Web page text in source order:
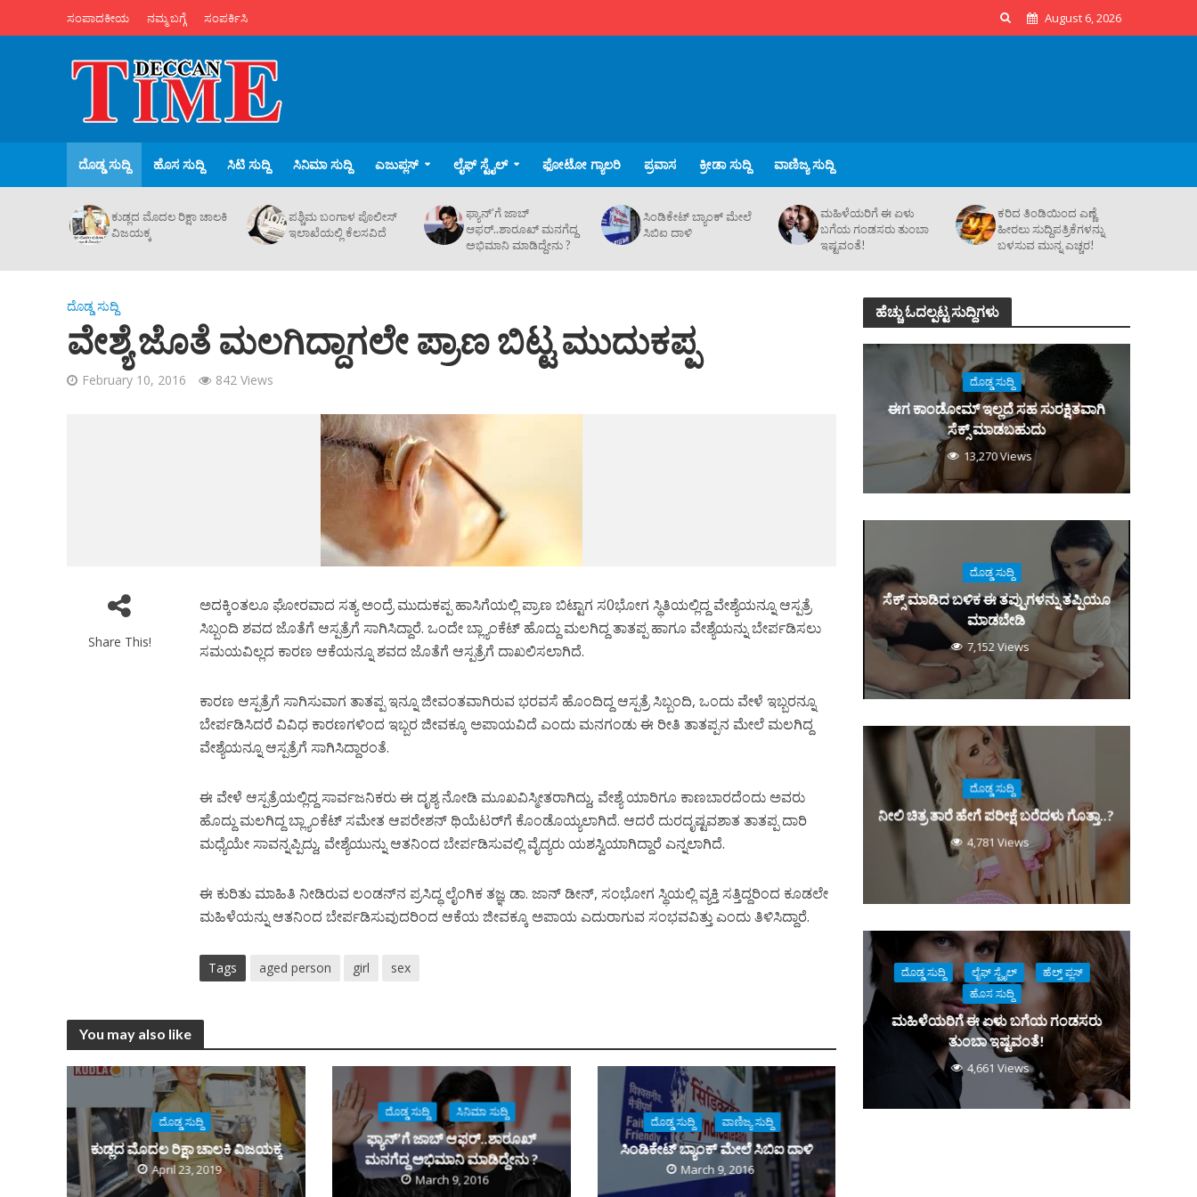
ಸಂಪಾದಕೀಯ ನಮ್ಮ ಬಗ್ಗೆ ಸಂಪರ್ಕಿಸಿ August 6, 2026
ದೊಡ್ಡ ಸುದ್ದಿ ಹೊಸ ಸುದ್ದಿ ಸಿಟಿ ಸುದ್ದಿ ಸಿನಿಮಾ ಸುದ್ದಿ ಎಜುಪ್ಲಸ್ ಲೈಫ್ ಸ್ಟೈಲ್ ಫೋಟೋ ಗ್ಯಾಲರಿ ಪ್ರವಾಸ ಕ್ರೀಡಾ ಸುದ್ದಿ ವಾಣಿಜ್ಯ ಸುದ್ದಿ
ಕುಡ್ಲದ ಮೊದಲ ರಿಕ್ಷಾ ಚಾಲಕಿ‌
ವಿಜಯಕ್ಕ
ಪಶ್ಚಿಮ ಬಂಗಾಳ ಪೊಲೀಸ್
ಇಲಾಖೆಯಲ್ಲಿ ಕೆಲಸವಿದೆ
ಫ್ಯಾನ್’ಗೆ ಜಾಬ್
ಆಫರ್..ಶಾರೂಖ್ ಮನಗೆದ್ದ
ಅಭಿಮಾನಿ ಮಾಡಿದ್ದೇನು ?
ಸಿಂಡಿಕೇಟ್ ಬ್ಯಾಂಕ್ ಮೇಲೆ
ಸಿಬಿಐ ದಾಳಿ
ಮಹಿಳೆಯರಿಗೆ ಈ ಏಳು
ಬಗೆಯ ಗಂಡಸರು ತುಂಬಾ
ಇಷ್ಟವಂತೆ!
ಕರಿದ ತಿಂಡಿಯಿಂದ ಎಣ್ಣೆ
ಹೀರಲು ಸುದ್ದಿಪತ್ರಿಕೆಗಳನ್ನು
ಬಳಸುವ ಮುನ್ನ ಎಚ್ಚರ!
ದೊಡ್ಡ ಸುದ್ದಿ
ವೇಶ್ಯೆ ಜೊತೆ ಮಲಗಿದ್ದಾಗಲೇ ಪ್ರಾಣ ಬಿಟ್ಟ ಮುದುಕಪ್ಪ
February 10, 2016 842 Views
Share This!
ಅದಕ್ಕಿಂತಲೂ ಘೋರವಾದ ಸತ್ಯ ಅಂದ್ರೆ ಮುದುಕಪ್ಪ ಹಾಸಿಗೆಯಲ್ಲಿ ಪ್ರಾಣ ಬಿಟ್ಟಾಗ ಸ0ಭೋಗ ಸ್ಥಿತಿಯಲ್ಲಿದ್ದ ವೇಶ್ಯೆಯನ್ನೂ ಆಸ್ಪತ್ರೆ
ಸಿಬ್ಬಂದಿ ಶವದ ಜೊತೆಗೆ ಆಸ್ಪತ್ರೆಗೆ ಸಾಗಿಸಿದ್ದಾರೆ. ಒಂದೇ ಬ್ಲ್ಯಾಂಕೆಟ್‌ ಹೊದ್ದು ಮಲಗಿದ್ದ ತಾತಪ್ಪ ಹಾಗೂ ವೇಶ್ಯೆಯನ್ನು ಬೇರ್ಪಡಿಸಲು
ಸಮಯವಿಲ್ಲದ ಕಾರಣ ಆಕೆಯನ್ನೂ ಶವದ ಜೊತೆಗೆ ಆಸ್ಪತ್ರೆಗೆ ದಾಖಲಿಸಲಾಗಿದೆ.
ಕಾರಣ ಆಸ್ಪತ್ರೆಗೆ ಸಾಗಿಸುವಾಗ ತಾತಪ್ಪ ಇನ್ನೂ ಜೀವಂತವಾಗಿರುವ ಭರವಸೆ ಹೊಂದಿದ್ದ ಆಸ್ಪತ್ರೆ ಸಿಬ್ಬಂದಿ, ಒಂದು ವೇಳೆ ಇಬ್ಬರನ್ನೂ
ಬೇರ್ಪಡಿಸಿದರೆ ವಿವಿಧ ಕಾರಣಗಳಿಂದ ಇಬ್ಬರ ಜೀವಕ್ಕೂ ಅಪಾಯವಿದೆ ಎಂದು ಮನಗಂಡು ಈ ರೀತಿ ತಾತಪ್ಪನ ಮೇಲೆ ಮಲಗಿದ್ದ
ವೇಶ್ಯೆಯನ್ನೂ ಆಸ್ಪತ್ರೆಗೆ ಸಾಗಿಸಿದ್ದಾರಂತೆ.
ಈ ವೇಳೆ ಆಸ್ಪತ್ರೆಯಲ್ಲಿದ್ದ ಸಾರ್ವಜನಿಕರು ಈ ದೃಶ್ಯ ನೋಡಿ ಮೂಖವಿಸ್ಮೀತರಾಗಿದ್ದು, ವೇಶ್ಯೆ ಯಾರಿಗೂ ಕಾಣಬಾರದೆಂದು ಅವರು
ಹೊದ್ದು ಮಲಗಿದ್ದ ಬ್ಲ್ಯಾಂಕೆಟ್ ಸಮೇತ ಆಪರೇಶನ್ ಥಿಯೆಟರ್‌ಗೆ ಕೊಂಡೊಯ್ಯಲಾಗಿದೆ. ಆದರೆ ದುರದೃಷ್ಟವಶಾತ ತಾತಪ್ಪ ದಾರಿ
ಮಧ್ಯೆಯೇ ಸಾವನ್ನಪ್ಪಿದ್ದು, ವೇಶ್ಯೆಯುನ್ನು ಆತನಿಂದ ಬೇರ್ಪಡಿಸುವಲ್ಲಿ ವೈದ್ಯರು ಯಶಸ್ವಿಯಾಗಿದ್ದಾರೆ ಎನ್ನಲಾಗಿದೆ.
ಈ ಕುರಿತು ಮಾಹಿತಿ ನೀಡಿರುವ ಲಂಡನ್‌‌ನ ಪ್ರಸಿದ್ಧ ಲೈಂಗಿಕ ತಜ್ಞ ಡಾ. ಜಾನ್ ಡೀನ್, ಸಂಭೋಗ ಸ್ಥಿಯಲ್ಲಿ ವ್ಯಕ್ತಿ ಸತ್ತಿದ್ದರಿಂದ ಕೂಡಲೇ
ಮಹಿಳೆಯನ್ನು ಆತನಿಂದ ಬೇರ್ಪಡಿಸುವುದರಿಂದ ಆಕೆಯ ಜೀವಕ್ಕೂ ಅಪಾಯ ಎದುರಾಗುವ ಸಂಭವವಿತ್ತು ಎಂದು ತಿಳಿಸಿದ್ದಾರೆ.
Tags aged person girl sex
You may also like
ದೊಡ್ಡ ಸುದ್ದಿ
ಕುಡ್ಲದ ಮೊದಲ ರಿಕ್ಷಾ ಚಾಲಕಿ‌ ವಿಜಯಕ್ಕ
April 23, 2019
ದೊಡ್ಡ ಸುದ್ದಿ ಸಿನಿಮಾ ಸುದ್ದಿ
ಫ್ಯಾನ್’ಗೆ ಜಾಬ್ ಆಫರ್..ಶಾರೂಖ್
ಮನಗೆದ್ದ ಅಭಿಮಾನಿ ಮಾಡಿದ್ದೇನು ?
March 9, 2016
ದೊಡ್ಡ ಸುದ್ದಿ ವಾಣಿಜ್ಯ ಸುದ್ದಿ
ಸಿಂಡಿಕೇಟ್ ಬ್ಯಾಂಕ್ ಮೇಲೆ ಸಿಬಿಐ ದಾಳಿ
March 9, 2016
ಹೆಚ್ಚು ಓದಲ್ಪಟ್ಟ ಸುದ್ದಿಗಳು
ದೊಡ್ಡ ಸುದ್ದಿ
ಈಗ ಕಾಂಡೋಮ್‌ ಇಲ್ಲದೆ ಸಹ ಸುರಕ್ಷಿತವಾಗಿ
ಸೆಕ್ಸ್‌ ಮಾಡಬಹುದು
13,270 Views
ದೊಡ್ಡ ಸುದ್ದಿ
ಸೆಕ್ಸ್‌ ಮಾಡಿದ ಬಳಿಕ ಈ ತಪ್ಪುಗಳನ್ನು ತಪ್ಪಿಯೂ
ಮಾಡಬೇಡಿ
7,152 Views
ದೊಡ್ಡ ಸುದ್ದಿ
ನೀಲಿ ಚಿತ್ರ ತಾರೆ ಹೇಗೆ ಪರೀಕ್ಷೆ ಬರೆದಳು ಗೊತ್ತಾ..?
4,781 Views
ದೊಡ್ಡ ಸುದ್ದಿ ಲೈಫ್ ಸ್ಟೈಲ್
ಹೆಲ್ತ್ ಪ್ಲಸ್
ಹೊಸ ಸುದ್ದಿ
ಮಹಿಳೆಯರಿಗೆ ಈ ಏಳು ಬಗೆಯ ಗಂಡಸರು
ತುಂಬಾ ಇಷ್ಟವಂತೆ!
4,661 Views